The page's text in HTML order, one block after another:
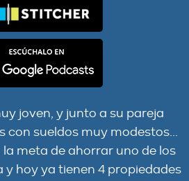
joven, y junto a su pareja
con sueldos muy modestos...
la meta de ahorrar uno de los
y hoy ya tienen 4 propiedades